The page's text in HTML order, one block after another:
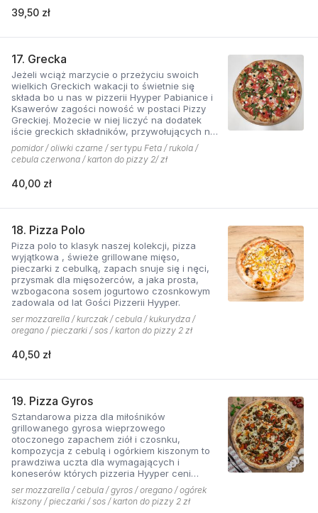
39,50 zł
17. Grecka
Jeżeli wciąż marzycie o przeżyciu swoich
wielkich Greckich wakacji to świetnie się
składa bo u nas w pizzerii Hyyper Pabianice i
Ksawerów zagości nowość w postaci Pizzy
Greckiej. Możecie w niej liczyć na dodatek
iście greckich składników, przywołujących na
myśl piaszczyste plaże i ciepły klimat - ser
typu feta, którego oryginalny smak doskonale
współgra z przypieczoną czerwoną cebulką,
wyjątkowo greckiego charakteru. Jest to pizza
nie boją się poznawać nowych połączeń.
pomidor / oliwki czarne / ser typu Feta / rukola /
cebula czerwona / karton do pizzy 2/ zł
40,00 zł
18. Pizza Polo
Pizza polo to klasyk naszej kolekcji, pizza
wyjątkowa , świeże grillowane mięso,
pieczarki z cebulką, zapach snuje się i nęci,
przysmak dla mięsożerców, a jaka prosta,
wzbogacona sosem jogurtowo czosnkowym
zadowala od lat Gości Pizzerii Hyyper.
ser mozzarella / kurczak / cebula / kukurydza /
oregano / pieczarki / sos / karton do pizzy 2 zł
40,50 zł
19. Pizza Gyros
Sztandarowa pizza dla miłośników
grillowanego gyrosa wieprzowego
otoczonego zapachem ziół i czosnku,
kompozycja z cebulą i ogórkiem kiszonym to
prawdziwa uczta dla wymagających i
koneserów których pizzeria Hyyper ceni
najbardziej. . Chodzą słuchy, że gyros Hyyper
jest najlepszy w mieście
ser mozzarella / cebula / gyros / oregano / ogórek
kiszony / pieczarki / sos / karton do pizzy 2 zł